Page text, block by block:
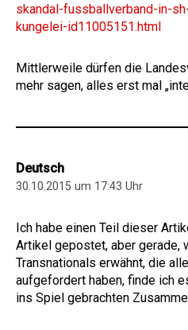
skandal-fussballverband-in-
kungelei-id11005151.html
Mittlerweile dürfen die
mehr sagen, alles erst mal
Deutsch
30.10.2015 um 17:43 Uhr
Ich habe einen Teil dieser
Artikel gepostet, aber gerade,
Transnationals erwähnt, die
aufgefordert haben, finde ich
ins Spiel gebrachten